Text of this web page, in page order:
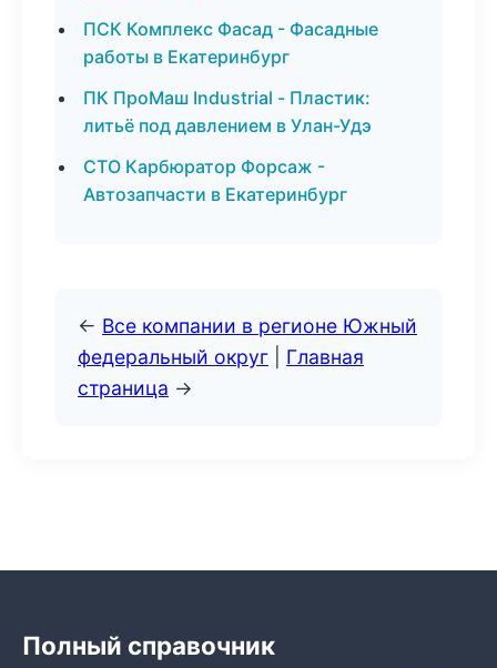
ПСК Комплекс Фасад - Фасадные
работы в Екатеринбург
ПК ПроМаш Industrial - Пластик:
литьё под давлением в Улан-Удэ
СТО Карбюратор Форсаж -
Автозапчасти в Екатеринбург
← Все компании в регионе Южный
федеральный округ
Главная
страница →
Полный справочник